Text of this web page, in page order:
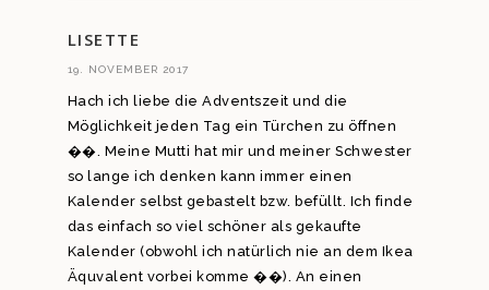
LISETTE
19. NOVEMBER 2017
Hach ich liebe die Adventszeit und die
Möglichkeit jeden Tag ein Türchen zu öffnen
��. Meine Mutti hat mir und meiner Schwester
so lange ich denken kann immer einen
Kalender selbst gebastelt bzw. befüllt. Ich finde
das einfach so viel schöner als gekaufte
Kalender (obwohl ich natürlich nie an dem Ikea
Äquvalent vorbei komme ��). An einen